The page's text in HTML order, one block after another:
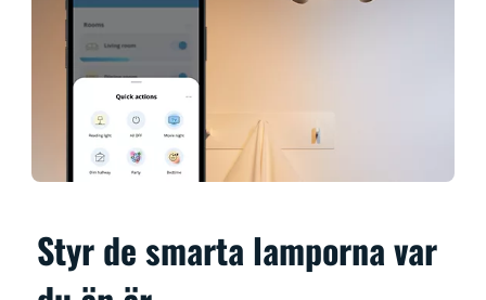
Styr de smarta lamporna var